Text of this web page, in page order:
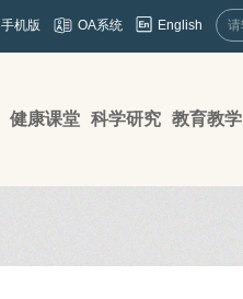
手机版 OA系统 English
健康课堂 科学研究 教育教学